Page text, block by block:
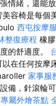
情緒，還能
容椅是每個
西屯按摩
整復療程 橡
的舒適度。
在任何按摩
家事服
備，針滾輪
屬外燴茶點